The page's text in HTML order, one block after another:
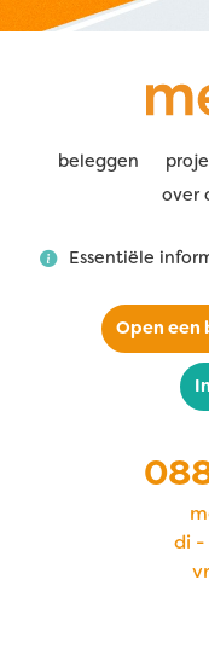
beleggen
over
Essentiële
Open een
di -